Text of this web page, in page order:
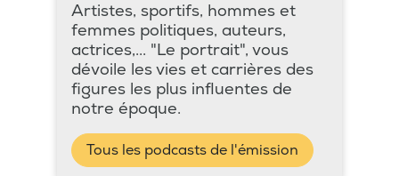
Artistes, sportifs, hommes et
femmes politiques, auteurs,
actrices,... "Le portrait", vous
dévoile les vies et carrières des
figures les plus influentes de
notre époque.
Tous les podcasts de l'émission